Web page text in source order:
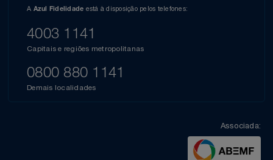
A Azul Fidelidade está à disposição pelos telefones:
4003 1141
Capitais e regiões metropolitanas
0800 880 1141
Demais localidades
Associada: